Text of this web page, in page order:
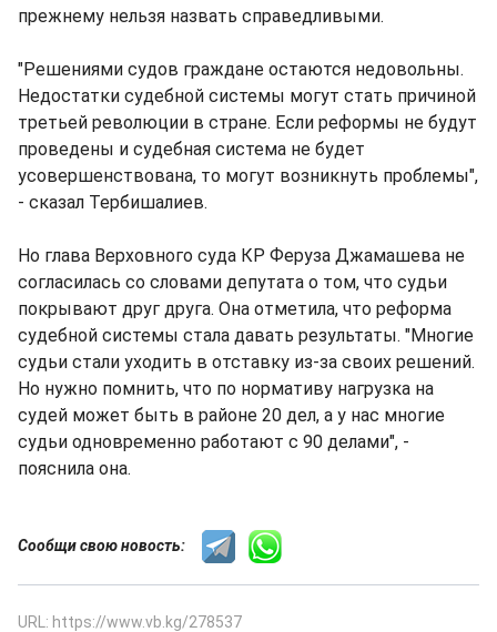
прежнему нельзя назвать справедливыми.
"Решениями судов граждане остаются недовольны.
Недостатки судебной системы могут стать причиной
третьей революции в стране. Если реформы не будут
проведены и судебная система не будет
усовершенствована, то могут возникнуть проблемы",
- сказал Тербишалиев.
Но глава Верховного суда КР Феруза Джамашева не
согласилась со словами депутата о том, что судьи
покрывают друг друга. Она отметила, что реформа
судебной системы стала давать результаты. "Многие
судьи стали уходить в отставку из-за своих решений.
Но нужно помнить, что по нормативу нагрузка на
судей может быть в районе 20 дел, а у нас многие
судьи одновременно работают с 90 делами", -
пояснила она.
Сообщи свою новость:
URL: https://www.vb.kg/278537